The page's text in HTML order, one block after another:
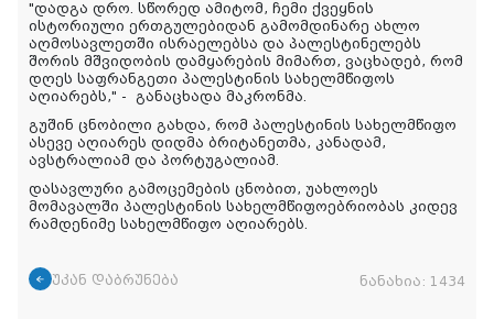
"დადგა დრო. სწორედ ამიტომ, ჩემი ქვეყნის
ისტორიული ერთგულებიდან გამომდინარე ახლო
აღმოსავლეთში ისრაელებსა და პალესტინელებს
შორის მშვიდობის დამყარების მიმართ, ვაცხადებ, რომ
დღეს საფრანგეთი პალესტინის სახელმწიფოს
აღიარებს," - განაცხადა მაკრონმა.
გუშინ ცნობილი გახდა, რომ პალესტინის სახელმწიფო
ასევე აღიარეს დიდმა ბრიტანეთმა, კანადამ,
ავსტრალიამ და პორტუგალიამ.
დასავლური გამოცემების ცნობით, უახლოეს
მომავალში პალესტინის სახელმწიფოებრიობას კიდევ
რამდენიმე სახელმწიფო აღიარებს.
უკან დაბრუნება ნანახია: 1434